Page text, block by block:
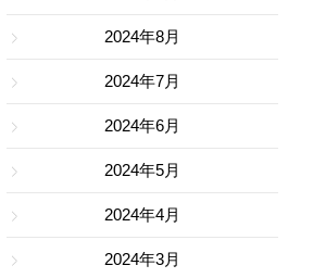
2024年8月
2024年7月
2024年6月
2024年5月
2024年4月
2024年3月